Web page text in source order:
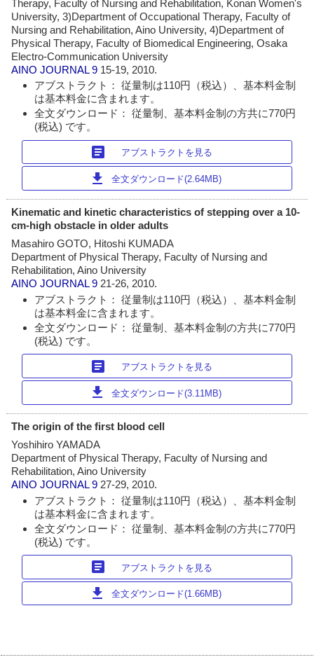
Therapy, Faculty of Nursing and Rehabilitation, Konan Women's
University, 3)Department of Occupational Therapy, Faculty of
Nursing and Rehabilitation, Aino University, 4)Department of
Physical Therapy, Faculty of Biomedical Engineering, Osaka
Electro-Communication University
AINO JOURNAL 9 15-19, 2010.
アブストラクト： 従量制は110円（税込）、基本料金制
は基本料金に含まれます。
全文ダウンロード： 従量制、基本料金制の方共に770円
(税込) です。
article アブストラクトを見る
download 全文ダウンロード(2.64MB)
Kinematic and kinetic characteristics of stepping over a 10-
cm-high obstacle in older adults
Masahiro GOTO, Hitoshi KUMADA
Department of Physical Therapy, Faculty of Nursing and
Rehabilitation, Aino University
AINO JOURNAL 921-26, 2010.
アブストラクト： 従量制は110円（税込）、基本料金制
は基本料金に含まれます。
全文ダウンロード： 従量制、基本料金制の方共に770円
(税込) です。
article アブストラクトを見る
download 全文ダウンロード(3.11MB)
The origin of the first blood cell
Yoshihiro YAMADA
Department of Physical Therapy, Faculty of Nursing and
Rehabilitation, Aino University
AINO JOURNAL 9 27-29, 2010.
アブストラクト： 従量制は110円（税込）、基本料金制
は基本料金に含まれます。
全文ダウンロード： 従量制、基本料金制の方共に770円
(税込) です。
article アブストラクトを見る
download 全文ダウンロード(1.66MB)